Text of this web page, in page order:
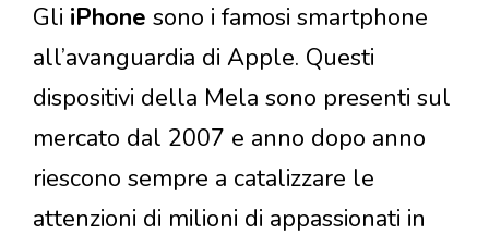
Gli iPhone sono i famosi smartphone
all’avanguardia di Apple. Questi
dispositivi della Mela sono presenti sul
mercato dal 2007 e anno dopo anno
riescono sempre a catalizzare le
attenzioni di milioni di appassionati in